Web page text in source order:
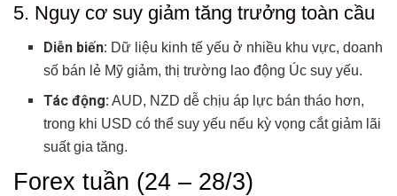
5. Nguy cơ suy giảm tăng trưởng toàn cầu
Diễn biến: Dữ liệu kinh tế yếu ở nhiều khu vực, doanh
số bán lẻ Mỹ giảm, thị trường lao động Úc suy yếu.
Tác động: AUD, NZD dễ chịu áp lực bán tháo hơn,
trong khi USD có thể suy yếu nếu kỳ vọng cắt giảm lãi
suất gia tăng.
Forex tuần (24 – 28/3)